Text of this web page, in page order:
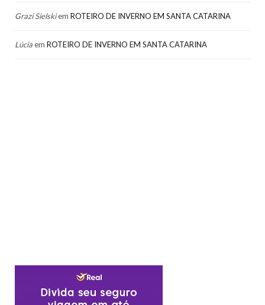
Grazi Sielskiem ROTEIRO DE INVERNO EM SANTA CATARINA
Lúciaem ROTEIRO DE INVERNO EM SANTA CATARINA